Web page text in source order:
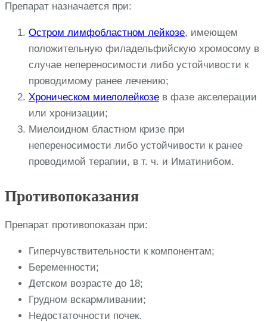
Препарат назначается при:
Остром лимфобластном лейкозе, имеющем
положительную филадельфийскую хромосому в
случае непереносимости либо устойчивости к
проводимому ранее лечению;
Хроническом миелолейкозе в фазе акселерации
или хронизации;
Миелоидном бластном кризе при
непереносимости либо устойчивости к ранее
проводимой терапии, в т. ч. и Иматинибом.
Противопоказания
Препарат противопоказан при:
Гиперчувствительности к компонентам;
Беременности;
Детском возрасте до 18;
Грудном вскармливании;
Недостаточности почек.